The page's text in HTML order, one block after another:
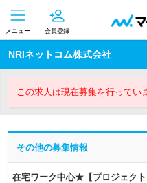
メニュー 会員登録
NRIネットコム株式会社
この求人は現在募集を行ってい
その他の募集情報
在宅ワーク中心★【プロジェク